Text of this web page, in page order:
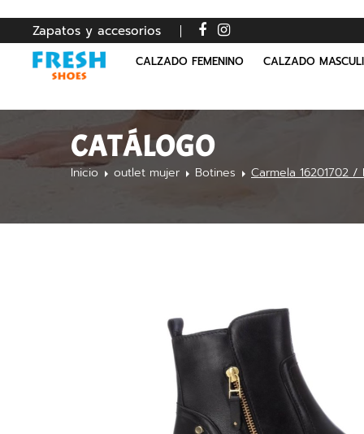
Zapatos y accesorios
CALZADO FEMENINO CALZADO
CATÁLOGO
Inicio outlet mujer Botines Carmela 16201702 /